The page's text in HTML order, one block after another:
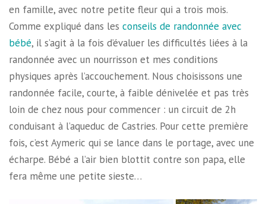
en famille, avec notre petite fleur qui a trois mois.
Comme expliqué dans les conseils de randonnée avec
bébé, il s’agit à la fois d’évaluer les difficultés liées à la
randonnée avec un nourrisson et mes conditions
physiques après l’accouchement. Nous choisissons une
randonnée facile, courte, à faible dénivelée et pas très
loin de chez nous pour commencer : un circuit de 2h
conduisant à l’aqueduc de Castries. Pour cette première
fois, c’est Aymeric qui se lance dans le portage, avec une
écharpe. Bébé a l’air bien blottit contre son papa, elle
fera même une petite sieste…